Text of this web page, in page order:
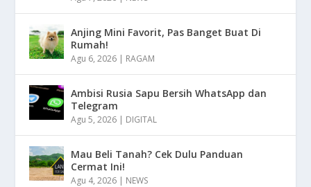
Anjing Mini Favorit, Pas Banget Buat Di
Rumah!
Agu 6, 2026 | RAGAM
Ambisi Rusia Sapu Bersih WhatsApp dan
Telegram
Agu 5, 2026 | DIGITAL
Mau Beli Tanah? Cek Dulu Panduan
Cermat Ini!
Agu 4, 2026 | NEWS